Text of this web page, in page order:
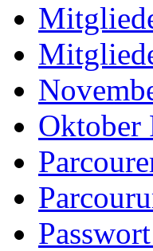
Oktober